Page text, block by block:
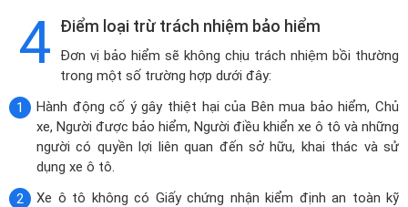
4 Điểm loại trừ trách nhiệm bảo hiểm
Đơn vị bảo hiểm sẽ không chịu trách nhiệm bồi thường
trong một số trường hợp dưới đây:
Hành động cố ý gây thiệt hại của Bên mua bảo hiểm, Chủ
xe, Người được bảo hiểm, Người điều khiển xe ô tô và những
người có quyền lợi liên quan đến sở hữu, khai thác và sử
dụng xe ô tô.
Xe ô tô không có Giấy chứng nhận kiểm định an toàn kỹ